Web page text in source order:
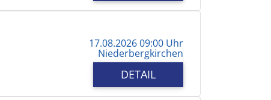
17.08.2026 09:00 Uhr
Niederbergkirchen
DETAIL